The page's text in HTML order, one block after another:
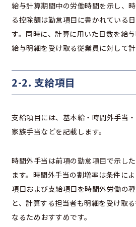
給与計算期間中の労働時間を示し、
る控除額は勤怠項目に書かれている
す。同時に、計算に用いた日数を給与
給与明細を受け取る従業員に対して計
2-2. 支給項目
支給項目には、基本給・時間外手当
家族手当などを記載します。
時間外手当は前項の勤怠項目で示し
ます。時間外手当の割増率は条件に
項目および支給項目を時間外労働の
と、計算する担当者も明細を受け取
なるためおすすめです。